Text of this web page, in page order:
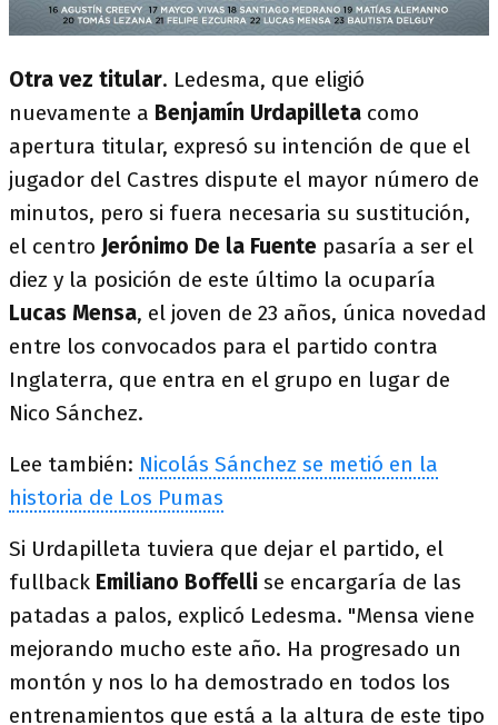
Otra vez titular. Ledesma, que eligió
nuevamente a Benjamín Urdapilleta como
apertura titular, expresó su intención de que el
jugador del Castres dispute el mayor número de
minutos, pero si fuera necesaria su sustitución,
el centro Jerónimo De la Fuente pasaría a ser el
diez y la posición de este último la ocuparía
Lucas Mensa, el joven de 23 años, única novedad
entre los convocados para el partido contra
Inglaterra, que entra en el grupo en lugar de
Nico Sánchez.
Lee también: Nicolás Sánchez se metió en la
historia de Los Pumas
Si Urdapilleta tuviera que dejar el partido, el
fullback Emiliano Boffelli se encargaría de las
patadas a palos, explicó Ledesma. "Mensa viene
mejorando mucho este año. Ha progresado un
montón y nos lo ha demostrado en todos los
entrenamientos que está a la altura de este tipo